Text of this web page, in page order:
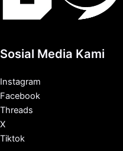
Sosial Media Kami
Instagram
Facebook
Threads
X
Tiktok